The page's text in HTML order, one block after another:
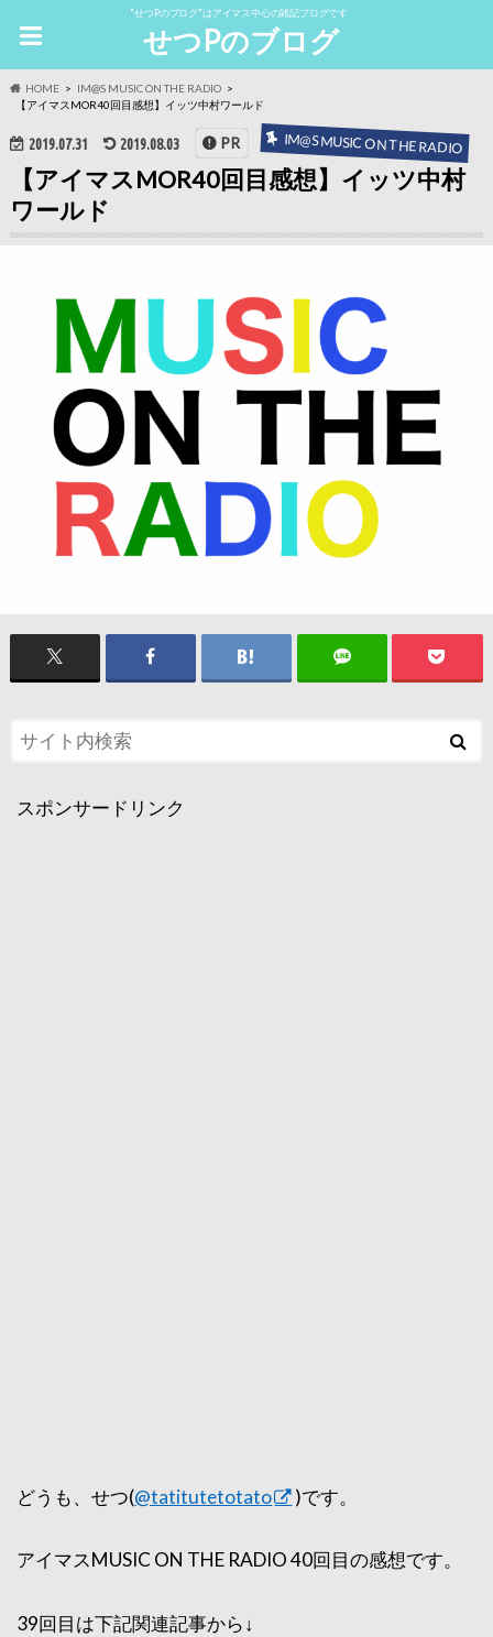
"せつPのブログ"はアイマス中心の雑記ブログです
せつPのブログ
HOME
IM@S MUSIC ON THE RADIO
【アイマスMOR40回目感想】イッツ中村ワールド
2019.07.31 2019.08.03 IM@S MUSIC ON THE RADIO
PR
【アイマスMOR40回目感想】イッツ中村
ワールド
スポンサードリンク
どうも、せつ(@tatitutetotato )です。
アイマスMUSIC ON THE RADIO 40回目の感想です。
39回目は下記関連記事から↓